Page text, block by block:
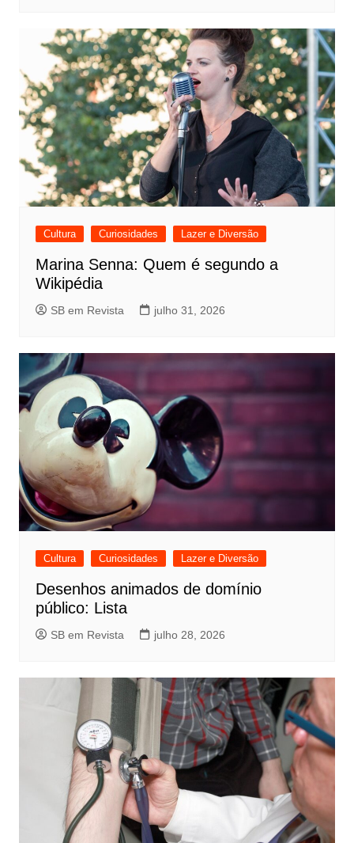
Cultura Curiosidades Lazer e Diversão
Marina Senna: Quem é segundo a
Wikipédia
SB em Revista julho 31, 2026
Cultura Curiosidades Lazer e Diversão
Desenhos animados de domínio
público: Lista
SB em Revista julho 28, 2026